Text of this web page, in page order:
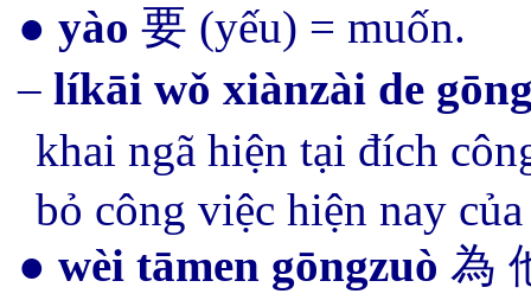
● yào 要 (yếu) = muốn.
– líkāi wǒ xiànzài de
khai ngã hiện tại đích
bỏ công việc hiện nay
● wèi tāmen gōngzuò 為